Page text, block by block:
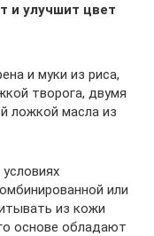
и улучшит цвет
и муки из риса,
творога, двумя
ложкой масла из
или
из кожи
основе обладают